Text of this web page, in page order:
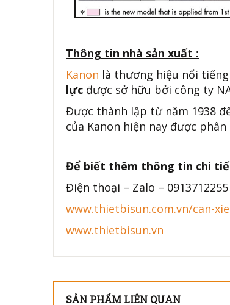
Thông tin nhà sản xuất :
Kanon là thương hiệu nổi
lực được sở hữu bởi công ty
Được thành lập từ năm 1938
của Kanon hiện nay được
Để biết thêm thông tin chi
Điện thoại – Zalo – 0913712255
www.thietbisun.com.vn/can-
www.thietbisun.vn
SẢN PHẨM LIÊN QUAN